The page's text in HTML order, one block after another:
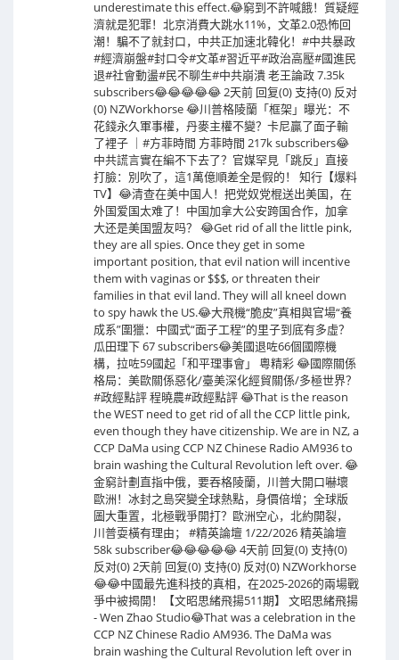
underestimate this effect.😂窮到不許喊餓！質疑經
濟就是犯罪！北京消費大跳水11%，文革2.0恐怖回
潮！騙不了就封口，中共正加速北韓化！#中共暴政
#經濟崩盤#封口令#文革#習近平#政治高壓#國進民
退#社會動盪#民不聊生#中共崩潰 老王論政 7.35k
subscribers😂😂😂😂😂 2天前 回复(0) 支持(0) 反对
(0) NZWorkhorse 😂川普格陵蘭「框架」曝光：不
花錢永久軍事權，丹麥主權不變？卡尼贏了面子輸
了裡子 ｜#方菲時間 方菲時間 217k subscribers😂
中共謊言實在編不下去了？官媒罕見「跳反」直接
打臉：別吹了，這1萬億順差全是假的！ 知行【爆料
TV】😂清查在美中国人！把党奴党棍送出美国，在
外国爱国太难了！中国加拿大公安跨国合作，加拿
大还是美国盟友吗？ 😂Get rid of all the little pink,
they are all spies. Once they get in some
important position, that evil nation will incentive
them with vaginas or $$$, or threaten their
families in that evil land. They will all kneel down
to spy hawk the US.😂大飛機“脆皮”真相與官場“養
成系”圍獵：中國式“面子工程”的里子到底有多虛？
瓜田理下 67 subscribers😂美國退咗66個國際機
構，拉咗59國起「和平理事會」 粵精彩 😂國際關係
格局：美歐關係惡化/臺美深化經貿關係/多極世界？
#政經點評 程曉農#政經點評 😂That is the reason
the WEST need to get rid of all the CCP little pink,
even though they have citizenship. We are in NZ, a
CCP DaMa using CCP NZ Chinese Radio AM936 to
brain washing the Cultural Revolution left over. 😂
金窮計劃直指中俄，要吞格陵蘭，川普大開口嚇壞
歐洲！冰封之島突變全球熱點，身價倍增；全球版
圖大重置，北極戰爭開打？歐洲空心，北約開裂，
川普耍橫有理由； #精英論壇 1/22/2026 精英論壇
58k subscriber😂😂😂😂😂 4天前 回复(0) 支持(0)
反对(0) 2天前 回复(0) 支持(0) 反对(0) NZWorkhorse
😂😂中國最先進科技的真相，在2025-2026的兩場戰
爭中被揭開！【文昭思緒飛揚511期】 文昭思緒飛揚
- Wen Zhao Studio😂That was a celebration in the
CCP NZ Chinese Radio AM936. The DaMa was
brain washing the Cultural Revolution left over in